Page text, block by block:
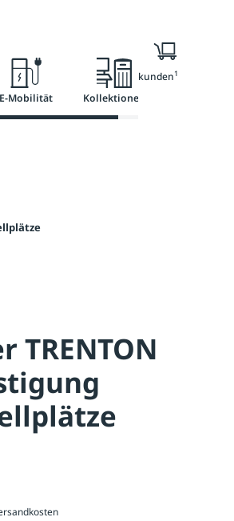
E-Mobilität Kollektionen
Nur für Geschäftskunden1
TRENTON